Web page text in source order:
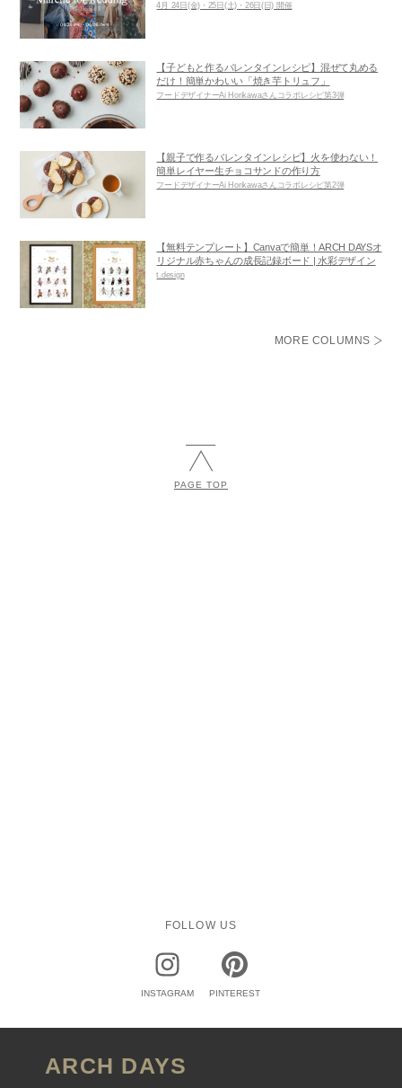
4月 24日(金)・25日(土)・26日(日) 開催
【子どもと作るバレンタインレシピ】混ぜて丸める
だけ！簡単かわいい「焼き芋トリュフ」
フードデザイナーAi Horikawaさんコラボレシピ第3弾
【親子で作るバレンタインレシピ】火を使わない！
簡単レイヤー生チョコサンドの作り方
フードデザイナーAi Horikawaさんコラボレシピ第2弾
【無料テンプレート】Canvaで簡単！ARCH DAYSオ
リジナル赤ちゃんの成長記録ボード | 水彩デザイン
t.design
MORE COLUMNS
PAGE TOP
FOLLOW US
INSTAGRAM PINTEREST
ARCH DAYS